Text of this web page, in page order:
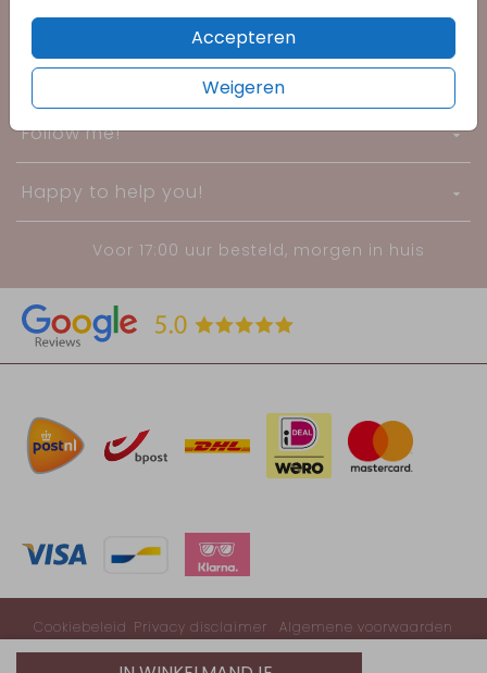
Accepteren
Weigeren
Trouwen
Informatie
Follow me!
Happy to help you!
Voor 17:00 uur besteld, morgen in huis
Cookiebeleid Privacy disclaimer
Algemene voorwaarden
© 2020-2026 Lab 1823